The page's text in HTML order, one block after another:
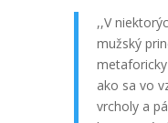
,,V
mužský
ako sa vo
vrcholy a